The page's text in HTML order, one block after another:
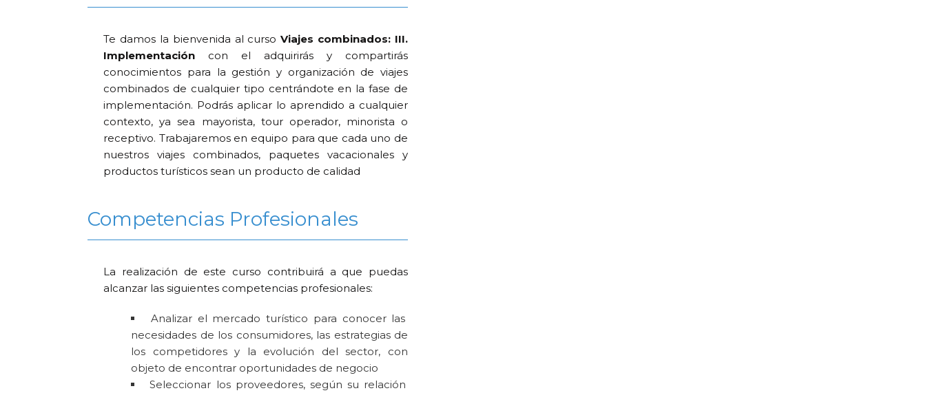
Te damos la bienvenida al cursoViajes combinados: III.
Implementación con el adquirirás y compartirás
conocimientos para la gestión y organización de viajes
combinados de cualquier tipo centrándote en la fase de
implementación. Podrás aplicar lo aprendido a cualquier
contexto, ya sea mayorista, tour operador, minorista o
receptivo. Trabajaremos en equipo para que cada uno de
nuestros viajes combinados, paquetes vacacionales y
productos turísticos sean un producto de calidad
Competencias Profesionales
La realización de este curso contribuirá a que puedas
alcanzar las siguientes competencias profesionales:
Analizar el mercado turístico para conocer las
necesidades de los consumidores, las estrategias de
los competidores y la evolución del sector, con
objeto de encontrar oportunidades de negocio
Seleccionar los proveedores, según su relación